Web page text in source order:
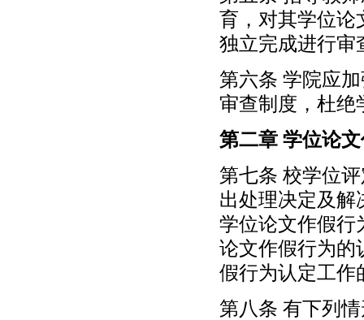
育，对其学位论
独立完成进行审
第六条 学院应
审查制度，杜绝
第二章 学位论
第七条 校学位
出处理决定及解
学位论文作假行
论文作假行为的
假行为认定工作
第八条 有下列